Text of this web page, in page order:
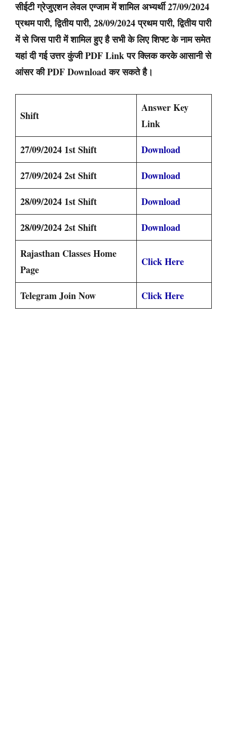
सीईटी ग्रेजुएशन लेवल एग्जाम में शामिल अभ्यर्थी 27/09/2024
प्रथम पारी, द्वितीय पारी, 28/09/2024 प्रथम पारी, द्वितीय पारी
में से जिस पारी में शामिल हुए है सभी के लिए शिफ्ट के नाम समेत
यहां दी गई उत्तर कुंजी PDF Link पर क्लिक करके आसानी से
आंसर की PDF Download कर सकते है।
Shift
Answer Key
Link
27/09/2024 1st Shift
Download
27/09/2024 2st Shift
Download
28/09/2024 1st Shift
Download
28/09/2024 2st Shift
Download
Rajasthan Classes Home
Page
Click Here
Telegram Join Now Click Here